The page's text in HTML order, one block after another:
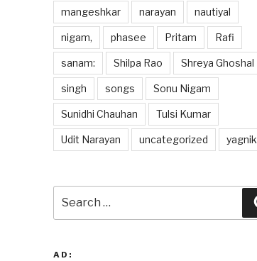
mangeshkar narayan nautiyal
nigam, phasee Pritam Rafi
sanam: Shilpa Rao Shreya Ghoshal
singh songs Sonu Nigam
Sunidhi Chauhan Tulsi Kumar
Udit Narayan uncategorized yagnik
for:
AD: